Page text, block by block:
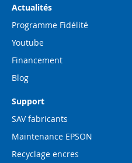
Actualités
Programme Fidélité
Youtube
Financement
Blog
Support
SAV fabricants
Maintenance EPSON
Recyclage encres